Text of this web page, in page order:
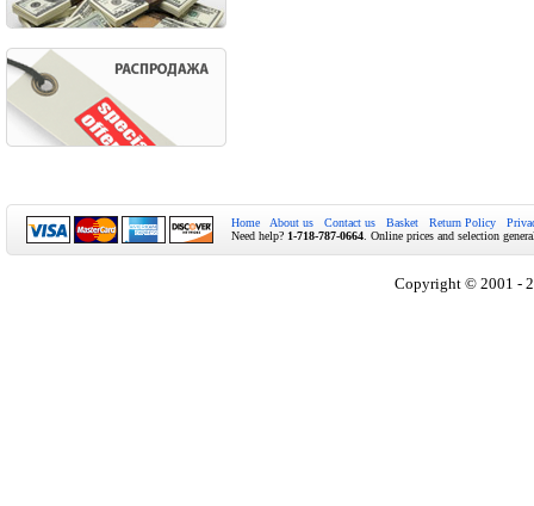
Home About us Contact us Basket Return Policy
Need help? 1-718-787-0664 . Online prices and selection
Copyright © 2001 -